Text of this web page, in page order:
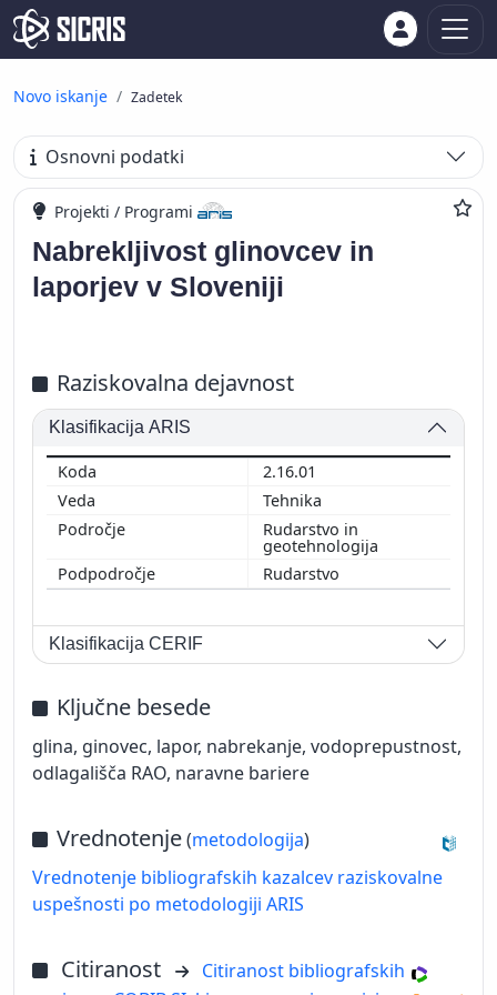
Novo iskanje Zadetek
Osnovni podatki
Projekti / Programi
Nabrekljivost glinovcev in
laporjev v Sloveniji
Raziskovalna dejavnost
Klasifikacija ARIS
2.16.01
Tehnika
Rudarstvo in
geotehnologija
Rudarstvo
Klasifikacija CERIF
Ključne besede
glina, ginovec, lapor, nabrekanje, vodoprepustnost,
odlagališča RAO, naravne bariere
Vrednotenje(metodologija)
Vrednotenje bibliografskih kazalcev raziskovalne
uspešnosti po metodologiji ARIS
Citiranost
Citiranost bibliografskih